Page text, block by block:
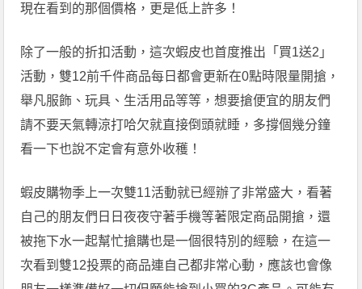
現在看到的那個價格，更是低上許多！
除了一般的折扣活動，這次蝦皮也首度推出「買1送2」
活動，雙12前千件商品每日都會更新在0點時限量開搶，
舉凡服飾、玩具、生活用品等等，想要搶便宜的朋友們
請不要天氣轉涼打哈欠就直接倒頭就睡，多撐個幾分鐘
看一下也說不定會有意外收穫！
蝦皮購物季上一次雙11活動就已經辦了非常盛大，看著
自己的朋友們日日夜夜守著手機等著限定商品開搶，還
被拖下水一起幫忙搶購也是一個很特別的經驗，在這一
次看到雙12投票的商品連自己都非常心動，應該也會像